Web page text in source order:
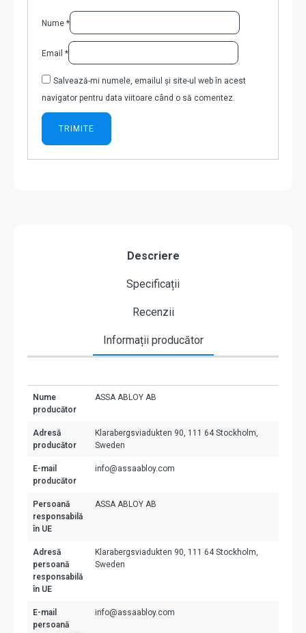
Nume *
Email *
Salvează-mi numele, emailul și site-ul web în acest
navigator pentru data viitoare când o să comentez.
Descriere
Specificații
Recenzii
Informații producător
Nume
producător
ASSA ABLOY AB
Adresă
producător
Klarabergsviadukten 90, 111 64 Stockholm,
Sweden
E-mail
producător
info@assaabloy.com
Persoană
responsabilă
în UE
ASSA ABLOY AB
Adresă
persoană
responsabilă
în UE
Klarabergsviadukten 90, 111 64 Stockholm,
Sweden
E-mail
persoană
info@assaabloy.com